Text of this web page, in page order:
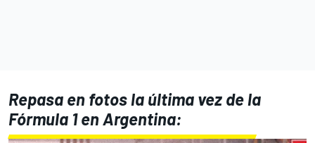
Repasa en fotos la última vez de la
Fórmula 1 en Argentina: